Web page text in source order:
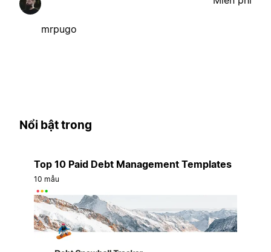
mrpugo
Nổi bật trong
Top 10 Paid Debt Management Templates
10 mẫu